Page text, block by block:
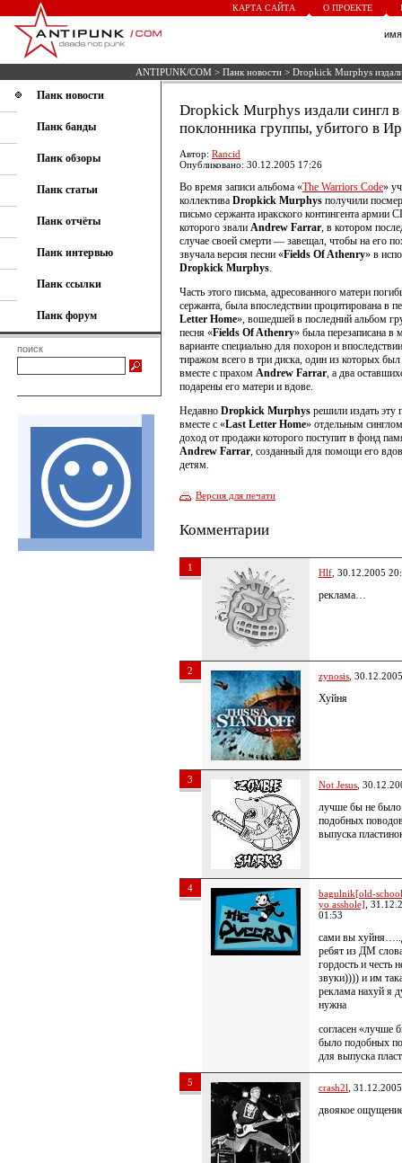
КАРТА САЙТА О ПРОЕКТЕ
ANTIPUNK/COM > Панк новости > Dropkick Murphys
Панк новости
Панк банды
Панк обзоры
Панк статьи
Панк отчёты
Панк интервью
Панк ссылки
Панк форум
поиск
Dropkick Murphys издали сингл в
поклонника группы, убитого в
Автор: Rancid
Опубликовано: 30.12.2005 17:26
Во время записи альбома «The Warriors Code»
коллектива Dropkick Murphys получили
письмо сержанта иракского контингента армии
которого звали Andrew Farrar, в котором
случае своей смерти — завещал, чтобы на его
звучала версия песни «Fields Of Athenry» в
Dropkick Murphys.
Часть этого письма, адресованного матери
сержанта, была впоследствии процитирована в
Letter Home», вошедшей в последний альбом
песня «Fields Of Athenry» была перезаписана в
варианте специально для похорон и
тиражом всего в три диска, один из которых был
вместе с прахом Andrew Farrar, а два
подарены его матери и вдове.
Недавно Dropkick Murphys решили издать эту
вместе с «Last Letter Home» отдельным
доход от продажи которого поступит в фонд
Andrew Farrar, созданный для помощи его
детям.
Версия для печати
Комментарии
1 Hlf , 30.12.2005
реклама…
2 zynosis ,
Хуйня
3 Not Jesus ,
лучше бы не было
подобных
выпуска
4
bagulnik[old-
yo asshole] ,
01:53
сами вы
ребят из ДМ
гордость и честь
звуки)))) и им
реклама нахуй я
нужна
согласен «лучше
было подобных
для выпуска
5 crash2l ,
двоякое